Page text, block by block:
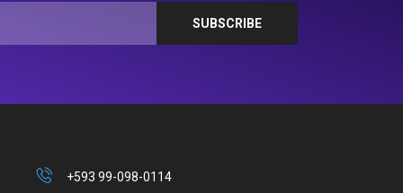
+593 99-098-0114